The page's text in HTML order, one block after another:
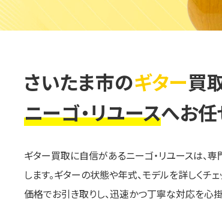
さいたま市のギター買
ニーゴ・リユースへお任
ギター買取に自信があるニーゴ・リユースは、
します。ギターの状態や年式、モデルを詳しく
価格でお引き取りし、迅速かつ丁寧な対応を心